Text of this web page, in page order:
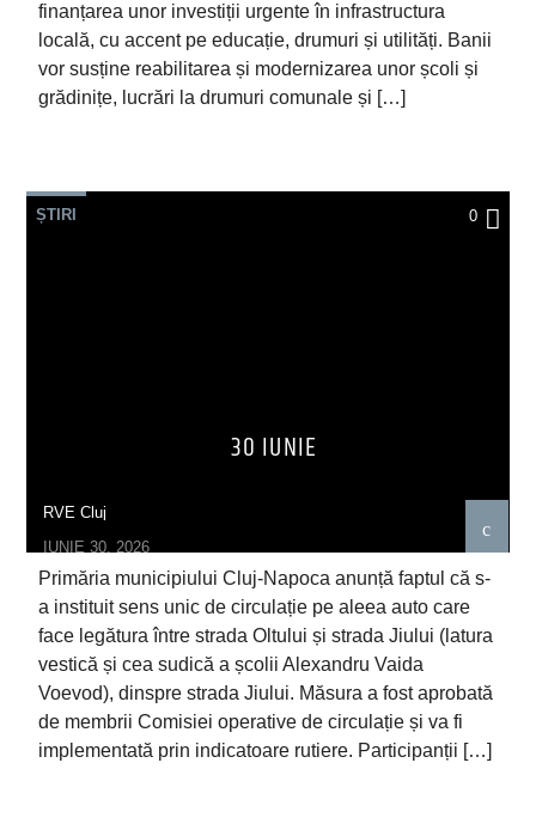
finanțarea unor investiții urgente în infrastructura
locală, cu accent pe educație, drumuri și utilități. Banii
vor susține reabilitarea și modernizarea unor școli și
grădinițe, lucrări la drumuri comunale și […]
ȘTIRI 0
30 IUNIE
RVE Cluj
IUNIE 30, 2026
Primăria municipiului Cluj-Napoca anunță faptul că s-
a instituit sens unic de circulație pe aleea auto care
face legătura între strada Oltului și strada Jiului (latura
vestică și cea sudică a școlii Alexandru Vaida
Voevod), dinspre strada Jiului. Măsura a fost aprobată
de membrii Comisiei operative de circulație și va fi
implementată prin indicatoare rutiere. Participanții […]